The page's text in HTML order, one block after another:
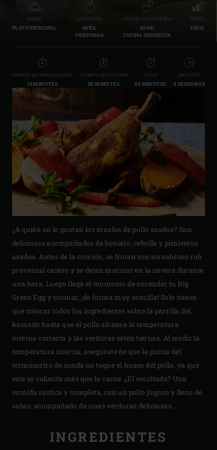
CURSO
PLATO PRINCIPAL
CATEGORÍA
AVES,
VERDURAS
TÉCNICA CULINARIA
ASAR,
COCINA INDIRECTA
NIVEL
FÁCIL
TIEMPO DE PREPARACIÓN
15 MINUTES
TIEMPO DE COCCIÓN
50 MINUTES
TOTAL
65 MINUTES
IMPORTE
4 PERSONAS
¿A quién no le gustan los muslos de pollo asados? Son
deliciosos acompañados de boniato, cebolla y pimientos
asados. Antes de la cocción, se frotan con un sabroso rub
provenzal casero y se dejan marinar en la nevera durante
una hora. Luego llega el momento de encender tu Big
Green Egg y cocinar, ¡de forma muy sencilla! Solo tienes
que colocar todos los ingredientes sobre la parrilla del
kamado hasta que el pollo alcance la temperatura
interna correcta y las verduras estén tiernas. Al medir la
temperatura interna, asegúrate de que la punta del
termómetro de sonda no toque el hueso del pollo, ya que
este se calienta más que la carne. ¿El resultado? Una
comida rústica y completa, con un pollo jugoso y lleno de
sabor, acompañado de unas verduras deliciosas.
INGREDIENTES